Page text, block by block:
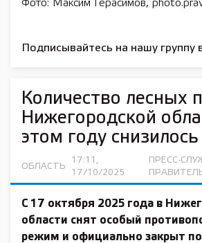
Фото: Максим Герасимов,
Подписывайтесь на нашу группу
Количество лесных
Нижегородской
этом году
ОБЛАСТЬ
17:11,
17/10/2025
ПРЕСС-
С 17 октября 2025 года в
области снят особый
режим и официально закрыт